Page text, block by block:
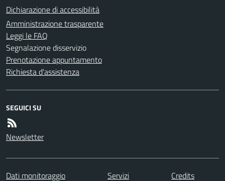
Dichiarazione di accessibilità
Amministrazione trasparente
Leggi le FAQ
Segnalazione disservizio
Prenotazione appuntamento
Richiesta d'assistenza
SEGUICI SU
Newsletter
Dati monitoraggio Servizi Credits